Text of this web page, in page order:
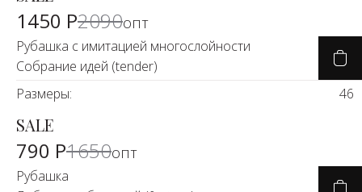
1450 Р2090опт
Рубашка с имитацией многослойности
Собрание идей (tender)
Размеры:
46
-50%
SALE
790 Р1650опт
Рубашка